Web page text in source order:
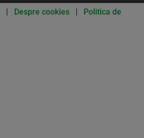
| Despre cookies | Politica de